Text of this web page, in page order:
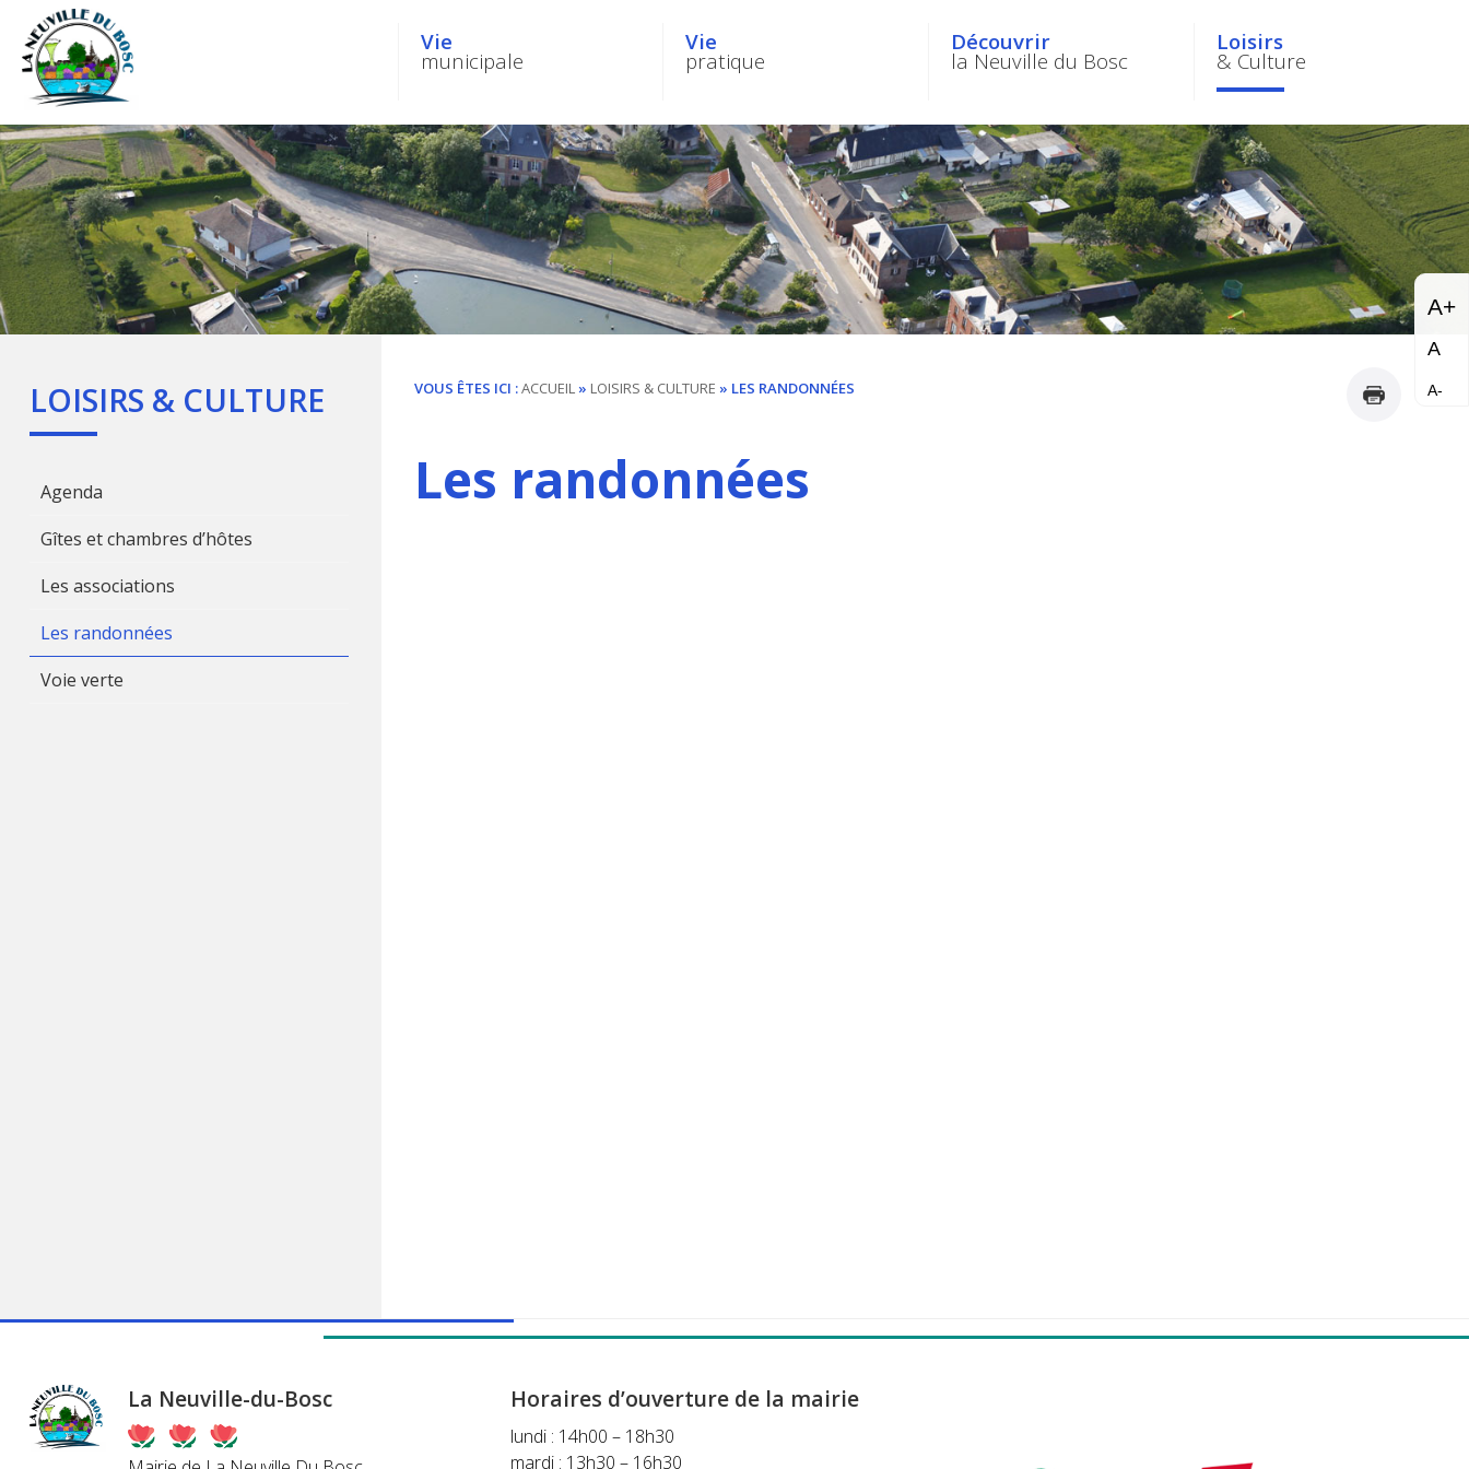
Vie
municipale
Vie
pratique
Découvrir
la Neuville du Bosc
Loisirs
& Culture
A+
A
A-
LOISIRS & CULTURE
Agenda
Gîtes et chambres d’hôtes
Les associations
Les randonnées
Voie verte
VOUS ÊTES ICI :ACCUEIL » LOISIRS & CULTURE » LES RANDONNÉES
Les randonnées
La Neuville-du-Bosc Horaires d’ouverture de la mairie
lundi : 14h00 – 18h30
mardi : 13h30 – 16h30